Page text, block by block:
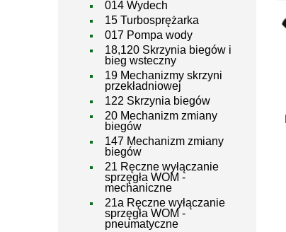
014 Wydech
15 Turbosprężarka
017 Pompa wody
18,120 Skrzynia biegów i
bieg wsteczny
19 Mechanizmy skrzyni
przekładniowej
122 Skrzynia biegów
20 Mechanizm zmiany
biegów
147 Mechanizm zmiany
biegów
21 Ręczne wyłączanie
sprzęgła WOM -
mechaniczne
21a Ręczne wyłączanie
sprzęgła WOM -
pneumatyczne